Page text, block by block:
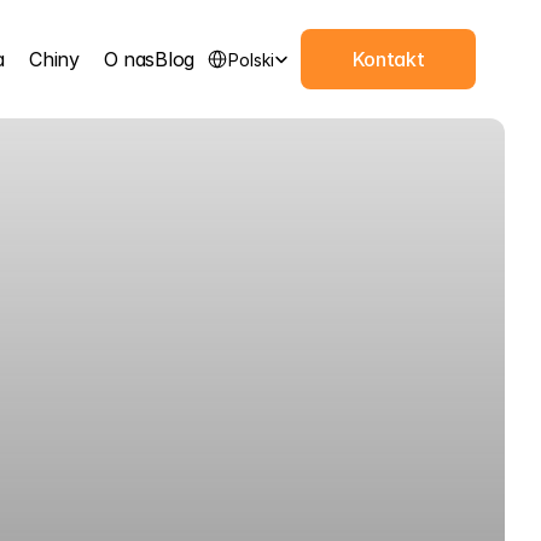
Chiny O nasBlog
Select Language
Polski Kontakt